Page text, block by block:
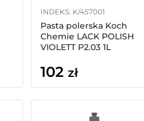
INDEKS: K/457001
Pasta polerska Koch
Chemie LACK POLISH
VIOLETT P2.03 1L
102 zł